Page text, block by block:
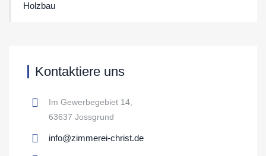
Holzbau
Kontaktiere uns
Im Gewerbegebiet 14,
63637 Jossgrund
info@zimmerei-christ.de